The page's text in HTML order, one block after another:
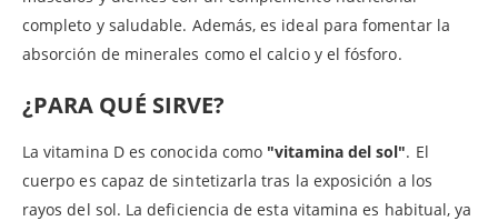
completo y saludable. Además, es ideal para fomentar la
absorción de minerales como el calcio y el fósforo.
¿PARA QUÉ SIRVE?
La vitamina D es conocida como "vitamina del sol". El
cuerpo es capaz de sintetizarla tras la exposición a los
rayos del sol. La deficiencia de esta vitamina es habitual, ya